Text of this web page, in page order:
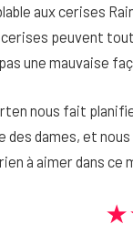
aux cerises
peuvent
une mauvaise
nous fait
des dames, et
à aimer dans